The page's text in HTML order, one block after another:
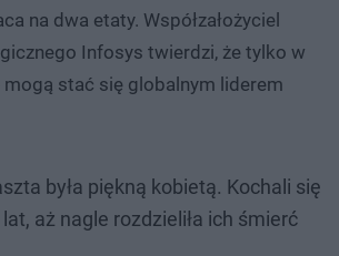
na dwa etaty. Współzałożyciel
Infosys twierdzi, że tylko w
stać się globalnym liderem
była piękną kobietą. Kochali się
aż nagle rozdzieliła ich śmierć